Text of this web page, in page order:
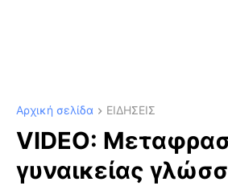
Αρχική σελίδα ΕΙΔΗΣΕΙΣ
VIDEO:
γυναικείας